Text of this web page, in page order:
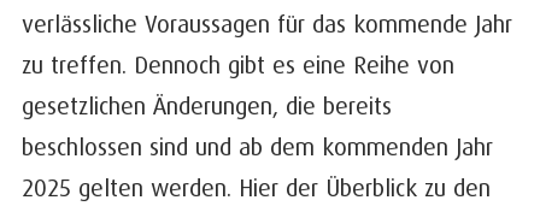
verlässliche Voraussagen für das kommende Jahr
zu treffen. Dennoch gibt es eine Reihe von
gesetzlichen Änderungen, die bereits
beschlossen sind und ab dem kommenden Jahr
2025 gelten werden. Hier der Überblick zu den